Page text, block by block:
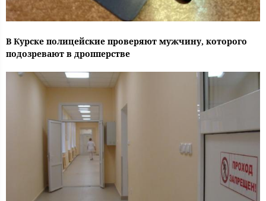
В Курске полицейские проверяют мужчину, которого
подозревают в дропперстве